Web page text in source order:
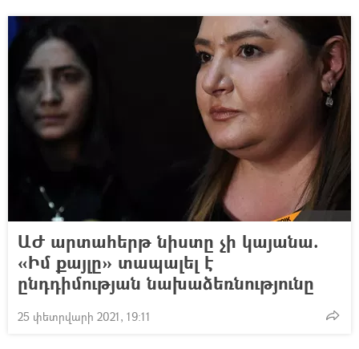
ԱԺ արտահերթ նիստը չի կայանա.
«Իմ քայլը» տապալել է
ընդդիմության նախաձեռնությունը
25 փետրվարի 2021, 19:11